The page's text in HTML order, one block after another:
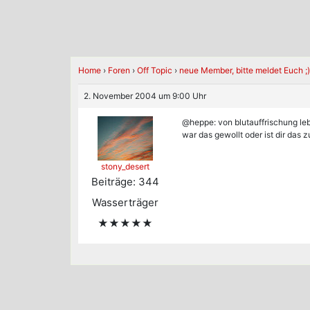
Home › Foren › Off Topic › neue Member, bitte meldet Euch ;)
2. November 2004 um 9:00 Uhr
stony_desert
Beiträge: 344
Wasserträger
★★★★★
@heppe: von blutauffrischung
war das gewollt oder ist dir das